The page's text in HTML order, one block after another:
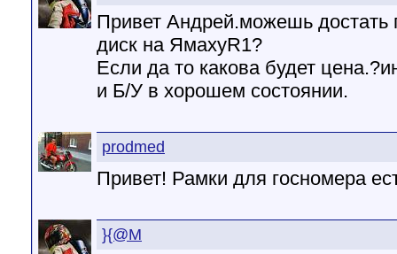
Привет Андрей.можешь достать
диск на ЯмахуR1?
Если да то какова будет
и Б/У в хорошем состоянии.
prodmed
Привет! Рамки для госномера
}{@M